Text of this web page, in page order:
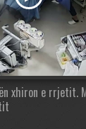
xhiron e rrjetit.